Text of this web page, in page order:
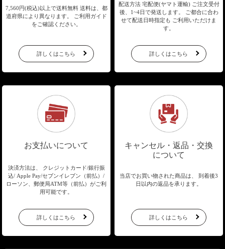
7,560円(税込)以上で送料無料送料は、都
道府県により異なります。
ご利用ガイド
をご確認ください。
詳しくはこちら
配送方法 宅配便(ヤマト運輸) ご注文受付
後、1~4日で発送します。
ご都合に合わ
せて配送日時指定も ご利用いただけま
す。
詳しくはこちら
お支払いについて
決済方法は、 クレジットカード/銀行振
込/ Apple Pay/セブンイレブン（前払）/
ローソン、郵便局ATM等（前払）がご利
用可能です。
詳しくはこちら
キャンセル・返品・交換
について
当店でお買い物された商品は、
到着後3
日以内の返品を承ります。
詳しくはこちら